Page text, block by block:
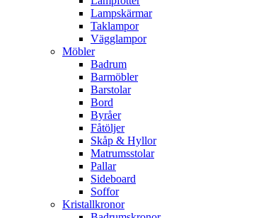
Lampskärmar
Taklampor
Vägglampor
Möbler
Badrum
Barmöbler
Barstolar
Bord
Byråer
Fåtöljer
Skåp & Hyllor
Matrumsstolar
Pallar
Sideboard
Soffor
Kristallkronor